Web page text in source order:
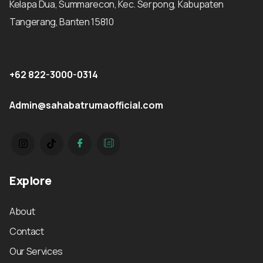
Kelapa Dua, Summarecon, Kec. Serpong, Kabupaten
Tangerang, Banten 15810
+62 822-3000-0314
Admin@sahabatrumaofficial.com
Explore
About
Contact
Our Services